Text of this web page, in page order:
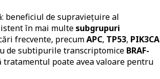
beneficiul de supraviețuire al
în mai multesubgrupuri
frecvente, precumAPC, TP53, PIK3CA
de subtipurile transcriptomice BRAF-
tratamentul poate avea valoare pentru